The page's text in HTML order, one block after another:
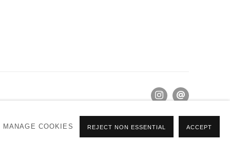
MANAGE COOKIES REJECT NON ESSENTIAL ACCEPT